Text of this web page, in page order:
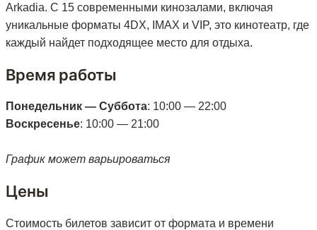
Arkadia. С 15 современными кинозалами, включая
уникальные форматы 4DX, IMAX и VIP, это кинотеатр, где
каждый найдет подходящее место для отдыха.
Время работы
Понедельник — Суббота: 10:00 — 22:00
Воскресенье: 10:00 — 21:00
График может варьироваться
Цены
Стоимость билетов зависит от формата и времени